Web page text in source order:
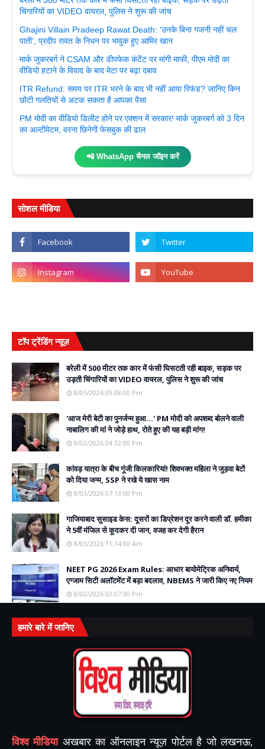
चिंगारियों का VIDEO वायरल, पुलिस ने शुरू की जांच
Ghajini Villain Pradeep Rawat Death: ‘उनके बिना गजनी नहीं चल
पाती’, प्रदीप रावत के निधन पर भावुक हुए आमिर खान
मार्क जुकरबर्ग ने CSAM और डीपफेक कंटेंट पर मांगी माफी, पीएम मोदी का
वीडियो हटाने के विवाद के बाद मेटा पर बढ़ा दबाव
ITR Refund: समय पर ITR भरने के बाद भी नहीं आया रिफंड? जानिए किन
छोटी गलतियों से अटक सकता है आपका पैसा
PM मोदी का वीडियो डिलीट होने पर एक्शन में सरकार! मार्क जुकरबर्ग को 3 दिन
का अल्टीमेटम, वरना छिनेगी फेसबुक की ढाल
📲 WhatsApp चैनल जॉइन करें
सोशल मीडिया
टॉप ट्रेंडिंग न्यूज़
बरेली में 500 मीटर तक कार में फंसी घिसटती रही बाइक, सड़क पर
उड़ती चिंगारियों का VIDEO वायरल, पुलिस ने शुरू की जांच
8/05/2026 09:08:00 Pm
'आज मेरी बेटी का पुनर्जन्म हुआ...' PM मोदी को अपशब्द बोलने वाली
नाबालिग की मां ने जोड़े हाथ, रोते हुए की यह बड़ी मांग!
8/02/2026 04:32:00 Pm
कांवड़ यात्रा के बीच गूंजी किलकारियां! शिवभक्त महिला ने जुड़वा बेटों
को दिया जन्म, SSP ने रखे ये खास नाम
8/03/2026 07:13:00 Pm
गाजियाबाद सुसाइड केस: दूसरों का डिप्रेशन दूर करने वाली डॉ. हमीका
ने 5वीं मंजिल से कूदकर दी जान, वजह कर देगी हैरान
8/03/2026 11:14:00 Am
NEET PG 2026 Exam Rules: आधार बायोमेट्रिक अनिवार्य,
एग्जाम सिटी अलॉटमेंट में बड़ा बदलाव, NBEMS ने जारी किए नए नियम
8/02/2026 02:07:00 Pm
हमारे बारे में जानिए
विश्व मीडियाअखबार का ऑनलाइन न्यूज़ पोर्टल है जो लखनऊ,